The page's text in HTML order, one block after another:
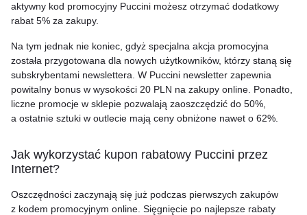
aktywny kod promocyjny Puccini możesz otrzymać dodatkowy
rabat 5% za zakupy.
Na tym jednak nie koniec, gdyż specjalna akcja promocyjna
została przygotowana dla nowych użytkowników, którzy staną się
subskrybentami newslettera. W Puccini newsletter zapewnia
powitalny bonus w wysokości 20 PLN na zakupy online. Ponadto,
liczne promocje w sklepie pozwalają zaoszczędzić do 50%,
a ostatnie sztuki w outlecie mają ceny obniżone nawet o 62%.
Jak wykorzystać kupon rabatowy Puccini przez
Internet?
Oszczędności zaczynają się już podczas pierwszych zakupów
z kodem promocyjnym online. Sięgnięcie po najlepsze rabaty